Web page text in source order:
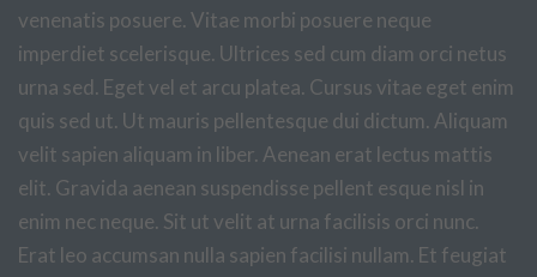
venenatis posuere. Vitae morbi posuere neque
imperdiet scelerisque. Ultrices sed cum diam orci netus
urna sed. Eget vel et arcu platea. Cursus vitae eget enim
quis sed ut. Ut mauris pellentesque dui dictum. Aliquam
velit sapien aliquam in liber. Aenean erat lectus mattis
elit. Gravida aenean suspendisse pellent esque nisl in
enim nec neque. Sit ut velit at urna facilisis orci nunc.
Erat leo accumsan nulla sapien facilisi nullam. Et feugiat